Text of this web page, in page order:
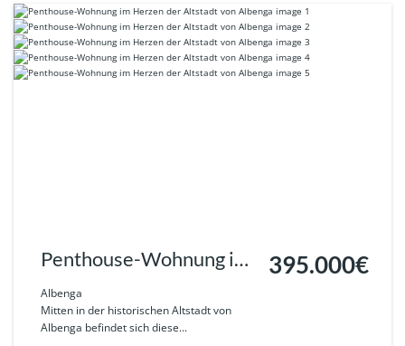
Penthouse-Wohnung im
Herzen der Altstadt von
Albenga
Albenga
Mitten in der historischen Altstadt von
Albenga befindet sich diese...
395.000€